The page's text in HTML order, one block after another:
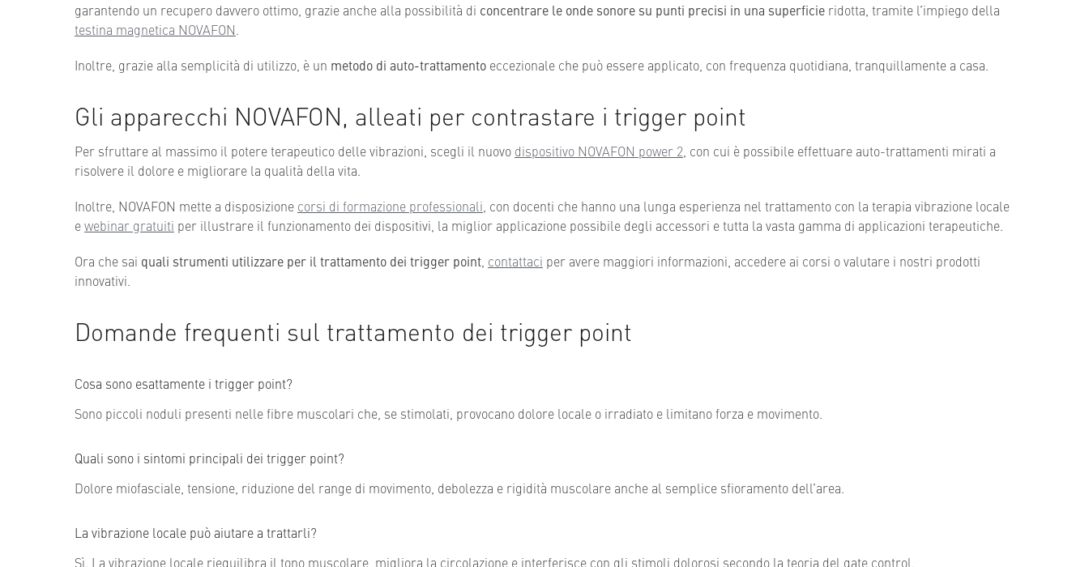
garantendo un recupero davvero ottimo, grazie anche alla possibilità di concentrare le onde sonore su punti precisi in una superficie ridotta, tramite l’impiego della
testina magnetica NOVAFON
Inoltre, grazie alla semplicità di utilizzo, è un metodo di auto-trattamento eccezionale che può essere applicato, con frequenza quotidiana, tranquillamente a casa.
Gli apparecchi NOVAFON, alleati per contrastare i trigger point
Per sfruttare al massimo il potere terapeutico delle vibrazioni, scegli il nuovo dispositivo NOVAFON power 2 , con cui è possibile effettuare auto-trattamenti mirati a
risolvere il dolore e migliorare la qualità della vita.
Inoltre, NOVAFON mette a disposizione corsi di formazione professionali , con docenti che hanno una lunga esperienza nel trattamento con la terapia vibrazione locale
ewebinar gratuiti per illustrare il funzionamento dei dispositivi, la miglior applicazione possibile degli accessori e tutta la vasta gamma di applicazioni terapeutiche.
Ora che sai quali strumenti utilizzare per il trattamento dei trigger point contattaci per avere maggiori informazioni, accedere ai corsi o valutare i nostri prodotti
innovativi.
Domande frequenti sul trattamento dei trigger point
Cosa sono esattamente i trigger point?
Sono piccoli noduli presenti nelle fibre muscolari che, se stimolati, provocano dolore locale o irradiato e limitano forza e movimento.
Quali sono i sintomi principali dei trigger point?
Dolore miofasciale, tensione, riduzione del range di movimento, debolezza e rigidità muscolare anche al semplice sfioramento dell’area.
La vibrazione locale può aiutare a trattarli?
Sì. La vibrazione locale riequilibra il tono muscolare, migliora la circolazione e interferisce con gli stimoli dolorosi secondo la teoria del gate control.